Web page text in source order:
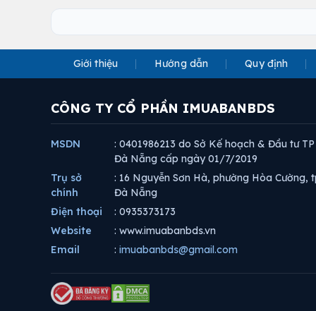
Giới thiệu Hướng dẫn Quy định
CÔNG TY CỔ PHẦN IMUABANBDS
MSDN
: 0401986213 do Sở Kế hoạch & Đầu tư TP
Đà Nẵng cấp ngày 01/7/2019
Trụ sở
chính
: 16 Nguyễn Sơn Hà, phường Hòa Cường,
Đà Nẵng
Điện thoại
: 0935373173
Website
: www.imuabanbds.vn
Email
: imuabanbds@gmail.com